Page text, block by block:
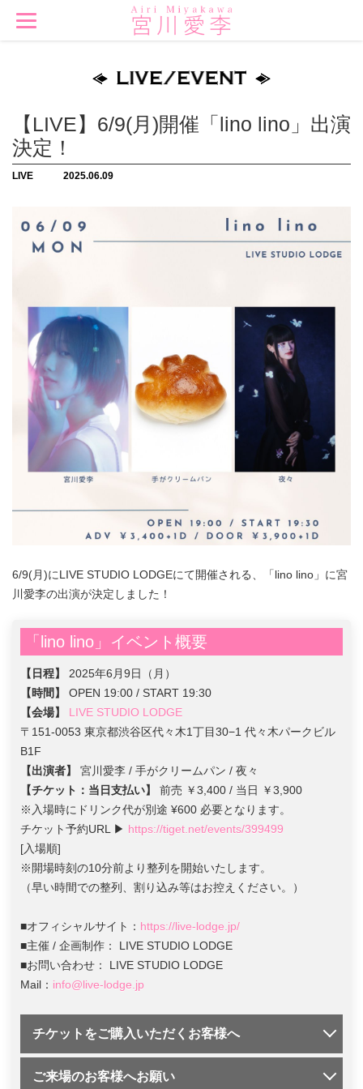
【LIVE】6/9(月)開催「lino lino」出演
決定！
LIVE 2025.06.09
6/9(月)にLIVE STUDIO LODGEにて開催される、「lino lino」に宮
川愛李の出演が決定しました！
「lino lino」イベント概要
【日程】
2025年6月9日（月）
【時間】
OPEN 19:00 / START 19:30
【会場】
LIVE STUDIO LODGE
〒151-0053 東京都渋谷区代々木1丁目30−1 代々木パークビル
B1F
【出演者】
宮川愛李 / 手がクリームパン / 夜々
【チケット：当日支払い】
前売 ￥3,400 / 当日 ￥3,900
※入場時にドリンク代が別途 ¥600 必要となります。
チケット予約URL ▶︎ https://tiget.net/events/399499
[入場順]
※開場時刻の10分前より整列を開始いたします。
（早い時間での整列、割り込み等はお控えください。）
■オフィシャルサイト： https://live-lodge.jp/
■主催 / 企画制作： LIVE STUDIO LODGE
■お問い合わせ： LIVE STUDIO LODGE
Mail： info@live-lodge.jp
チケットをご購入いただくお客様へ
ご来場のお客様へお願い